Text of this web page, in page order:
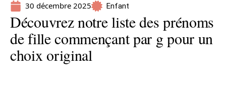
30 décembre 2025 Enfant
Découvrez notre liste des prénoms
de fille commençant par g pour un
choix original